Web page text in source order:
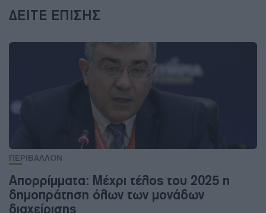
ΔΕΊΤΕ ΕΠΊΣΗΣ
ΠΕΡΙΒΑΛΛΟΝ
Απορρίμματα: Μέχρι τέλος του 2025 η
δημοπράτηση όλων των μονάδων
διαχείρισης